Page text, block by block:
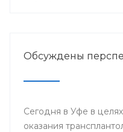
Обсуждены
Сегодня в Уфе в
оказания